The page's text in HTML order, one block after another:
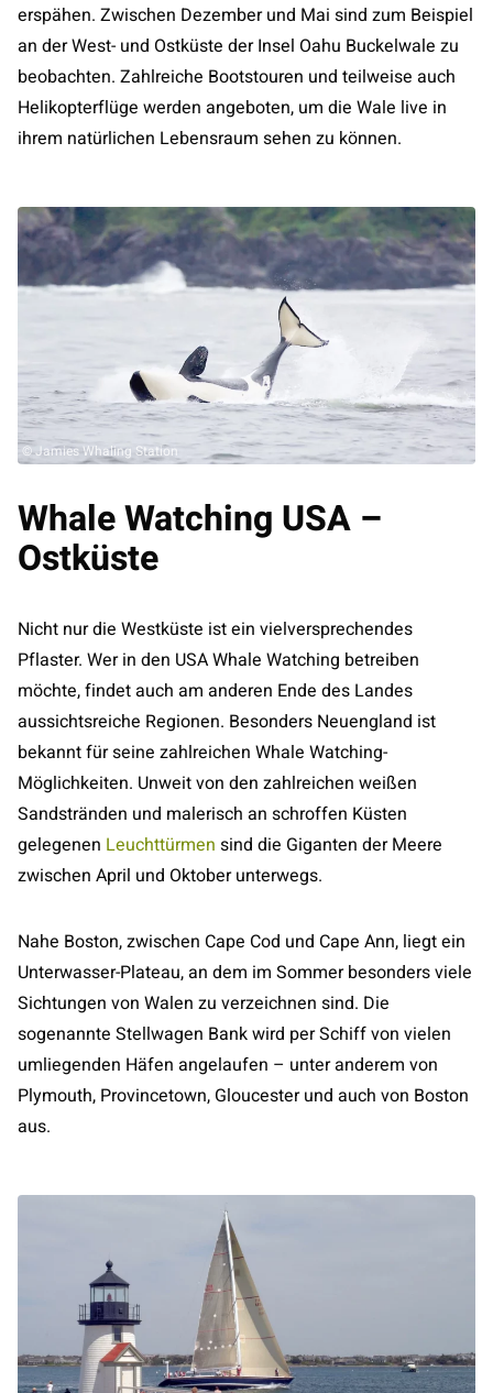
erspähen. Zwischen Dezember und Mai sind zum Beispiel
an der West- und Ostküste der Insel Oahu Buckelwale zu
beobachten. Zahlreiche Bootstouren und teilweise auch
Helikopterflüge werden angeboten, um die Wale live in
ihrem natürlichen Lebensraum sehen zu können.
© Jamies Whaling Station
Whale Watching USA –
Ostküste
Nicht nur die Westküste ist ein vielversprechendes
Pflaster. Wer in den USA Whale Watching betreiben
möchte, findet auch am anderen Ende des Landes
aussichtsreiche Regionen. Besonders Neuengland ist
bekannt für seine zahlreichen Whale Watching-
Möglichkeiten. Unweit von den zahlreichen weißen
Sandstränden und malerisch an schroffen Küsten
gelegenen Leuchttürmen sind die Giganten der Meere
zwischen April und Oktober unterwegs.
Nahe Boston, zwischen Cape Cod und Cape Ann, liegt ein
Unterwasser-Plateau, an dem im Sommer besonders viele
Sichtungen von Walen zu verzeichnen sind. Die
sogenannte Stellwagen Bank wird per Schiff von vielen
umliegenden Häfen angelaufen – unter anderem von
Plymouth, Provincetown, Gloucester und auch von Boston
aus.